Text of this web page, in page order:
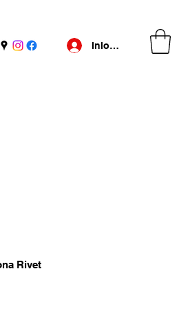
Inloggen
Rivet